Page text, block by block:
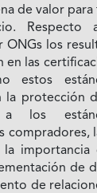
de valor para
Respecto
los
en las
estos
la protección
a los
compradores,
la importancia
de
de